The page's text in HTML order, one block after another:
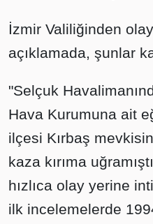
İzmir Valiliğinden
açıklamada, şunlar
"Selçuk
Hava Kurumuna ait
ilçesi Kırbaş
kaza kırıma
hızlıca olay yerine
ilk incelemelerde